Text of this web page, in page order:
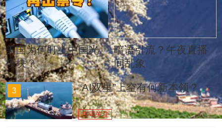
美国为何盯上中国光
模块？
暗语引流？午夜直播
间乱象
3 “AI双星”上空有何新本领？
共同关注